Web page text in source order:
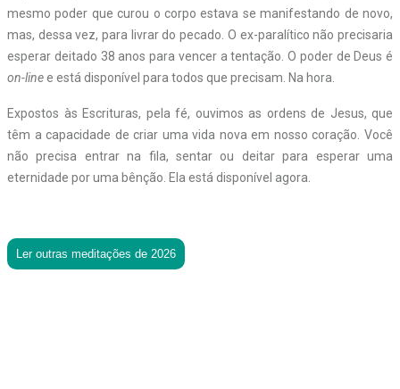
mesmo poder que curou o corpo estava se manifestando de novo,
mas, dessa vez, para livrar do pecado. O ex-paralítico não precisaria
esperar deitado 38 anos para vencer a tentação. O poder de Deus é
on-linee está disponível para todos que precisam. Na hora.
Expostos às Escrituras, pela fé, ouvimos as ordens de Jesus, que
têm a capacidade de criar uma vida nova em nosso coração. Você
não precisa entrar na fila, sentar ou deitar para esperar uma
eternidade por uma bênção. Ela está disponível agora.
Ler outras meditações de 2026